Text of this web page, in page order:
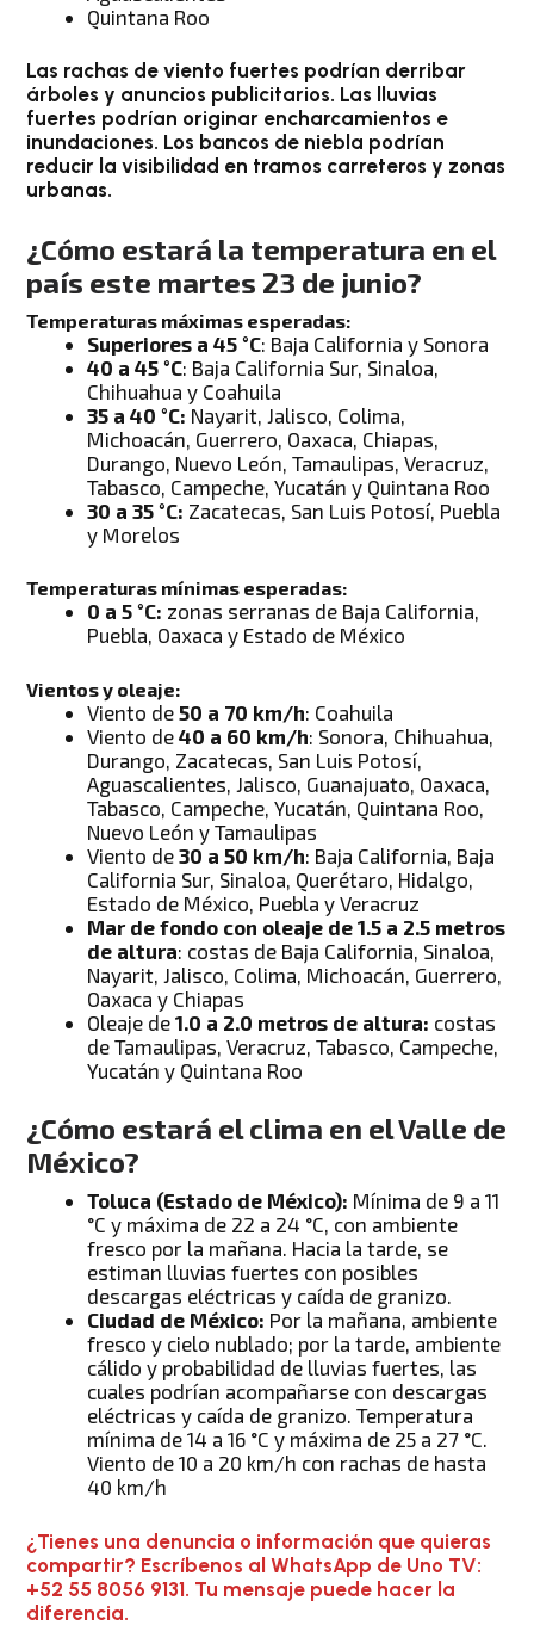
Quintana Roo
Las rachas de viento fuertes podrían derribar
árboles y anuncios publicitarios. Las lluvias
fuertes podrían originar encharcamientos e
inundaciones. Los bancos de niebla podrían
reducir la visibilidad en tramos carreteros y zonas
urbanas.
¿Cómo estará la temperatura en el
país este martes 23 de junio?
Temperaturas máximas esperadas:
Superiores a 45 °C: Baja California y Sonora
40 a 45 °C: Baja California Sur, Sinaloa,
Chihuahua y Coahuila
35 a 40 °C: Nayarit, Jalisco, Colima,
Michoacán, Guerrero, Oaxaca, Chiapas,
Durango, Nuevo León, Tamaulipas, Veracruz,
Tabasco, Campeche, Yucatán y Quintana Roo
30 a 35 °C: Zacatecas, San Luis Potosí, Puebla
y Morelos
Temperaturas mínimas esperadas:
0 a 5 °C: zonas serranas de Baja California,
Puebla, Oaxaca y Estado de México
Vientos y oleaje:
Viento de 50 a 70 km/h: Coahuila
Viento de40 a 60 km/h: Sonora, Chihuahua,
Durango, Zacatecas, San Luis Potosí,
Aguascalientes, Jalisco, Guanajuato, Oaxaca,
Tabasco, Campeche, Yucatán, Quintana Roo,
Nuevo León y Tamaulipas
Viento de30 a 50 km/h: Baja California, Baja
California Sur, Sinaloa, Querétaro, Hidalgo,
Estado de México, Puebla y Veracruz
Mar de fondo con oleaje de 1.5 a 2.5 metros
de altura: costas de Baja California, Sinaloa,
Nayarit, Jalisco, Colima, Michoacán, Guerrero,
Oaxaca y Chiapas
Oleaje de1.0 a 2.0 metros de altura: costas
de Tamaulipas, Veracruz, Tabasco, Campeche,
Yucatán y Quintana Roo
¿Cómo estará el clima en el Valle de
México?
Toluca (Estado de México): Mínima de 9 a 11
°C y máxima de 22 a 24 °C, con ambiente
fresco por la mañana. Hacia la tarde, se
estiman lluvias fuertes con posibles
descargas eléctricas y caída de granizo.
Ciudad de México: Por la mañana, ambiente
fresco y cielo nublado; por la tarde, ambiente
cálido y probabilidad de lluvias fuertes, las
cuales podrían acompañarse con descargas
eléctricas y caída de granizo. Temperatura
mínima de 14 a 16 °C y máxima de 25 a 27 °C.
Viento de 10 a 20 km/h con rachas de hasta
40 km/h
¿Tienes una denuncia o información que quieras
compartir? Escríbenos al WhatsApp de Uno TV:
+52 55 8056 9131. Tu mensaje puede hacer la
diferencia.